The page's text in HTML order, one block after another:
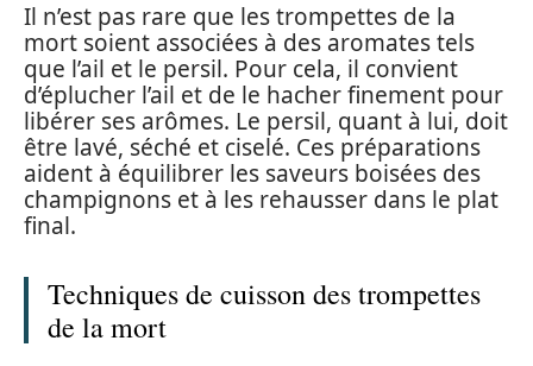
Il n’est pas rare que les trompettes de la
mort soient associées à des aromates tels
que l’ail et le persil. Pour cela, il convient
d’éplucher l’ail et de le hacher finement pour
libérer ses arômes. Le persil, quant à lui, doit
être lavé, séché et ciselé. Ces préparations
aident à équilibrer les saveurs boisées des
champignons et à les rehausser dans le plat
final.
Techniques de cuisson des trompettes
de la mort